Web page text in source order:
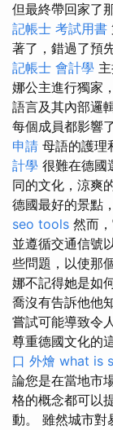
但最終帶回家了
記帳士 考試用書
著了，錯過了預
記帳士 會計學
娜公主進行獨家
語言及其內部邏
每個成員都影響
申請 母語的護理
計學 很難在德國
同的文化，涼爽
德國最好的景點
seo tools 然而
並遵循交通信號
些問題，以使那
娜不記得她是如
喬沒有告訴他他
嘗試可能導致令
尊重德國文化的
口 外燴 what is
論您是在當地市
格的概念都可以
動。 雖然城市對